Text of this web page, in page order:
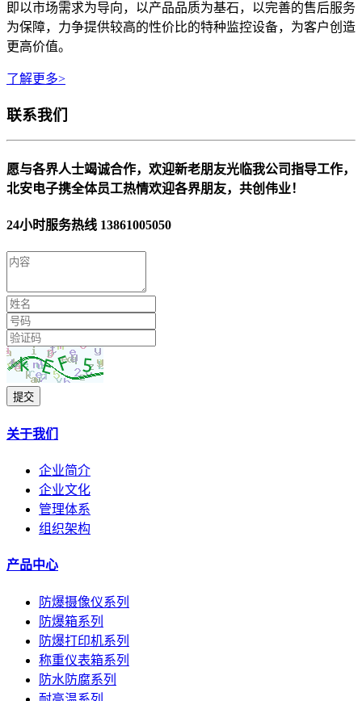
即以市场需求为导向，以产品品质为基石，以完善的售后服务
为保障，力争提供较高的性价比的特种监控设备，为客户创造
更高价值。
了解更多>
联系我们
愿与各界人士竭诚合作，欢迎新老朋友光临我公司指导工作，
北安电子携全体员工热情欢迎各界朋友，共创伟业！
24小时服务热线 13861005050
提交
关于我们
企业简介
企业文化
管理体系
组织架构
产品中心
防爆摄像仪系列
防爆箱系列
防爆打印机系列
称重仪表箱系列
防水防腐系列